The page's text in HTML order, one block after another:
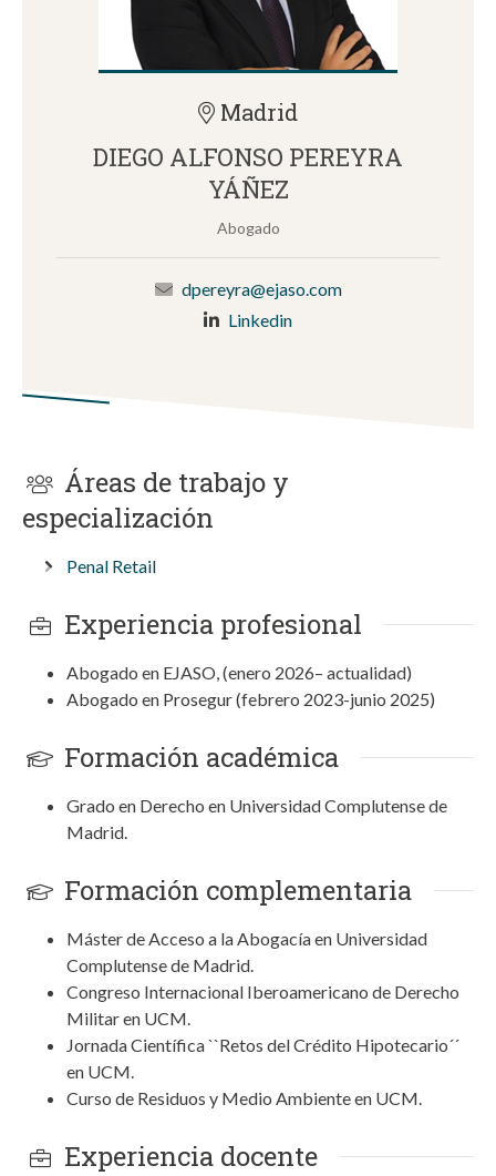
Madrid
DIEGO ALFONSO PEREYRA
YÁÑEZ
Abogado
dpereyra@ejaso.com
Linkedin
Áreas de trabajo y
especialización
Penal Retail
Experiencia profesional
Abogado en EJASO, (enero 2026– actualidad)
Abogado en Prosegur (febrero 2023-junio 2025)
Formación académica
Grado en Derecho en Universidad Complutense de
Madrid.
Formación complementaria
Máster de Acceso a la Abogacía en Universidad
Complutense de Madrid.
Congreso Internacional Iberoamericano de Derecho
Militar en UCM.
Jornada Científica ``Retos del Crédito Hipotecario´´
en UCM.
Curso de Residuos y Medio Ambiente en UCM.
Experiencia docente